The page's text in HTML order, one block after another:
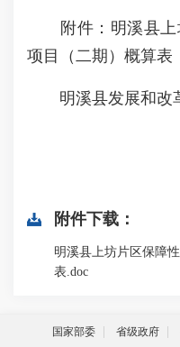
附件：明溪县上
项目（二期）概算表
明溪县发展和改
附件下载：
明溪县上坊片区保障
表.doc
国家部委 省级政府